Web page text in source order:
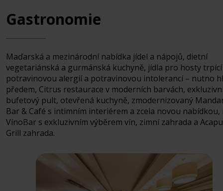
Gastronomie
Maďarská a mezinárodní nabídka jídel a nápojů, dietní
vegetariánská a gurmánská kuchyně, jídla pro hosty trpící
potravinovou alergií a potravinovou intolerancí – nutno
předem, Citrus restaurace v moderních barvách,
bufetový pult, otevřená kuchyně, zmodernizovaný
Bar & Café s intimním interiérem a zcela novou nabídkou,
VínoBar s exkluzivním výběrem vín, zimní zahrada a
Grill zahrada.